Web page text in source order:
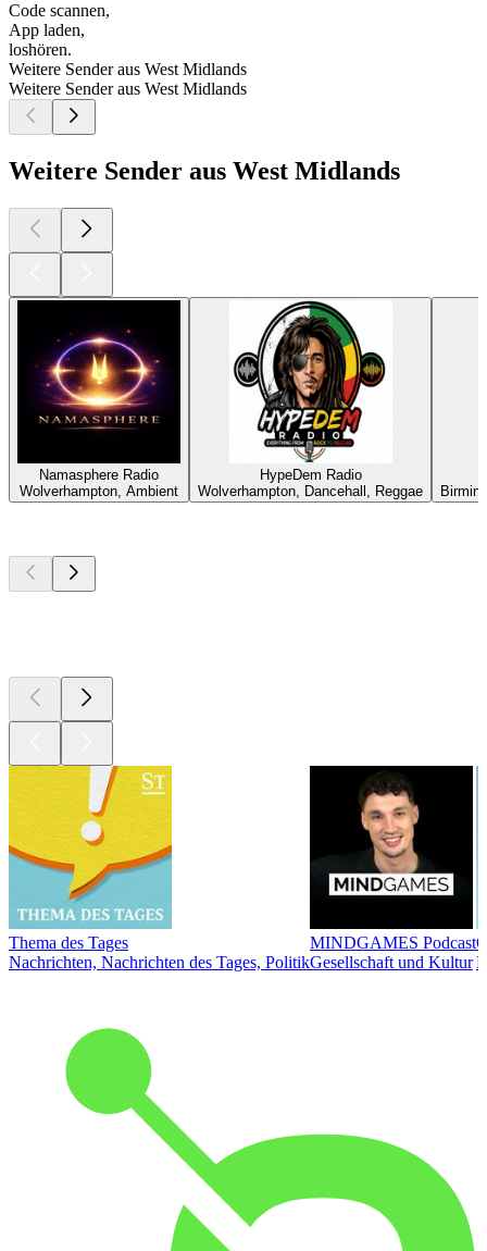
Code scannen,
App laden,
loshören.
Weitere Sender aus West Midlands
Weitere Sender aus West Midlands
Weitere Sender aus West Midlands
Namasphere Radio
Wolverhampton, Ambient
HypeDem Radio
Wolverhampton, Dancehall, Reggae
Thema des Tages
Nachrichten, Nachrichten des Tages, Politik
MINDGAMES Podcast
Gesellschaft und Kultur